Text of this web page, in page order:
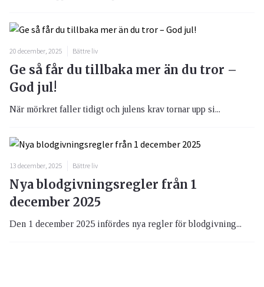
20 december, 2025 Bättre liv
Ge så får du tillbaka mer än du tror –
God jul!
När mörkret faller tidigt och julens krav tornar upp si...
13 december, 2025 Bättre liv
Nya blodgivningsregler från 1
december 2025
Den 1 december 2025 infördes nya regler för blodgivning...